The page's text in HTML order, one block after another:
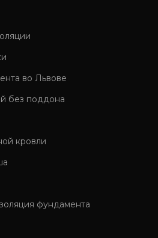
во Львове
без поддона
кровли
фундамента